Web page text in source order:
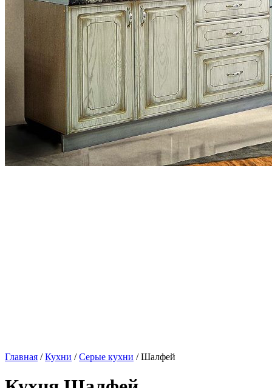
Главная /Кухни /Серые кухни / Шалфей